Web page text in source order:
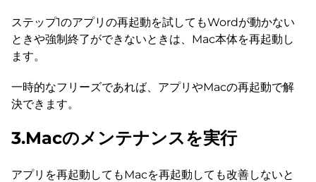
ステップ1のアプリの再起動を試してもWordが動かない
ときや強制終了ができないときは、Mac本体を再起動し
ます。
一時的なフリーズであれば、アプリやMacの再起動で解
決できます。
3.Macのメンテナンスを実行
アプリを再起動してもMacを再起動しても改善しないと